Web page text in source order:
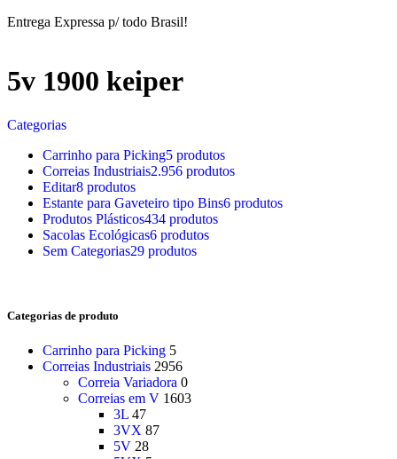
Entrega Expressa p/ todo Brasil!
5v 1900 keiper
Categorias
Carrinho para Picking5 produtos
Correias Industriais2.956 produtos
Editar8 produtos
Estante para Gaveteiro tipo Bins6 produtos
Produtos Plásticos434 produtos
Sacolas Ecológicas6 produtos
Sem Categorias29 produtos
Categorias de produto
Carrinho para Picking 5
Correias Industriais 2956
Correia Variadora 0
Correias em V 1603
3L 47
3VX 87
5V 28